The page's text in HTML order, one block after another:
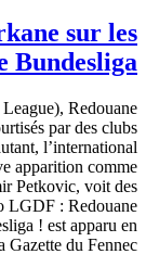
sur les
!
Redouane
par des clubs
l’international
apparition comme
Petkovic, voit des
LGDF : Redouane
! est apparu en
du Fennec .